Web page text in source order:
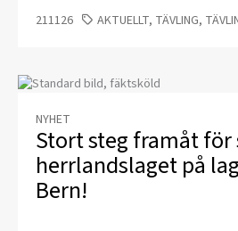
211126 AKTUELLT, TÄVLING,
NYHET
Stort steg framåt för
herrlandslaget på
Bern!